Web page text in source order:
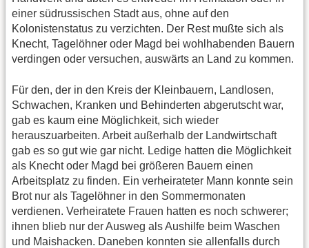
einer südrussischen Stadt aus, ohne auf den
Kolonistenstatus zu verzichten. Der Rest mußte sich als
Knecht, Tagelöhner oder Magd bei wohlhabenden Bauern
verdingen oder versuchen, auswärts an Land zu kommen.
Für den, der in den Kreis der Kleinbauern, Landlosen,
Schwachen, Kranken und Behinderten abgerutscht war,
gab es kaum eine Möglichkeit, sich wieder
herauszuarbeiten. Arbeit außerhalb der Landwirtschaft
gab es so gut wie gar nicht. Ledige hatten die Möglichkeit
als Knecht oder Magd bei größeren Bauern einen
Arbeitsplatz zu finden. Ein verheirateter Mann konnte sein
Brot nur als Tagelöhner in den Sommermonaten
verdienen. Verheiratete Frauen hatten es noch schwerer;
ihnen blieb nur der Ausweg als Aushilfe beim Waschen
und Maishacken. Daneben konnten sie allenfalls durch